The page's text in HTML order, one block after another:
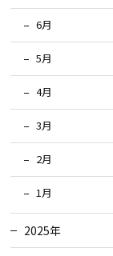
6月
5月
4月
3月
2月
1月
2025年